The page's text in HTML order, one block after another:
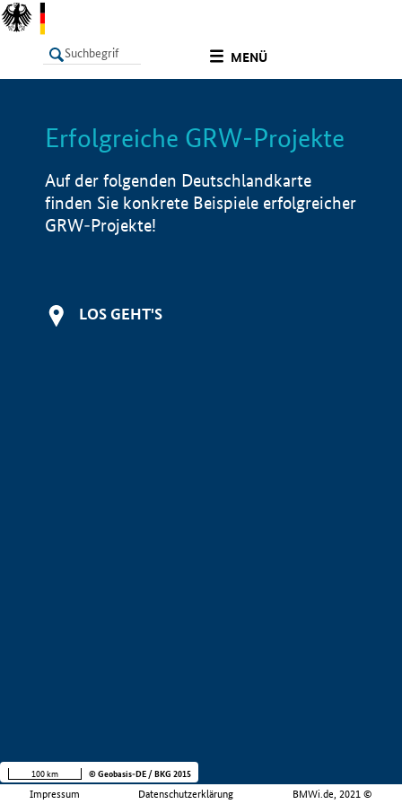
MENÜ
LISTE Info
Erfolgreiche GRW-Projekte
Auf der folgenden Deutschlandkarte
finden Sie konkrete Beispiele erfolgreicher
GRW-Projekte!
LOS GEHT'S
Impressum Datenschutzerklärung BMWi.de, 2021 ©
100 km © Geobasis-DE / BKG 2015